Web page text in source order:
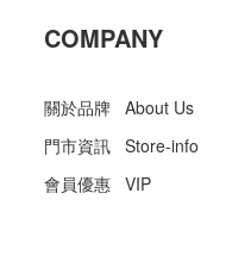
COMPANY
關於品牌 About Us
門市資訊 Store-info
會員優惠 VIP